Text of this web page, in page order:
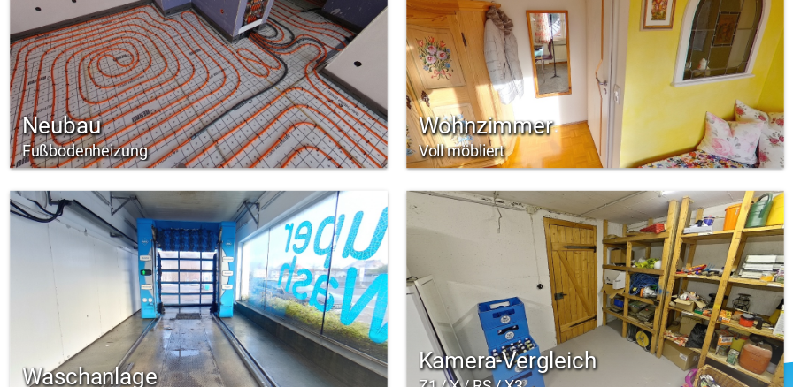
Neubau
Fußbodenheizung
Wohnzimmer
Voll möbliert
Waschanlage
Kamera-Vergleich